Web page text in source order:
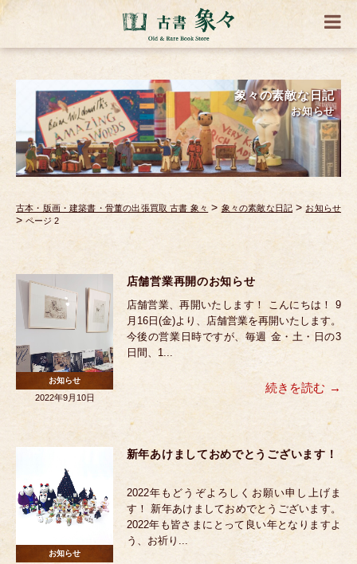
象々の素敵な日記
お知らせ
古本・版画・建築書・骨董の出張買取 古書 象々 > 象々の素敵な日記 >お知らせ
> ページ 2
店舗営業再開のお知らせ
店舗営業、再開いたします！ こんにちは！ 9
月16日(金)より、店舗営業を再開いたします。
今後の営業日時ですが、毎週 金・土・日の3
日間、1...
続きを読む
お知らせ
2022年9月10日
新年あけましておめでとうございます！
2022年もどうぞよろしくお願い申し上げま
す！ 新年あけましておめでとうございます。
2022年も皆さまにとって良い年となりますよ
う、お祈り...
お知らせ